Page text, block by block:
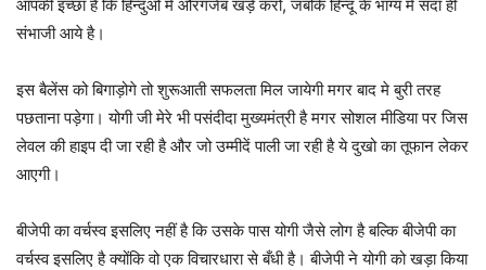
आपकी इच्छा है कि हिन्दुओ मे औरंगजेब खड़े करो, जबकि हिन्दू के भाग्य मे सदा ही
संभाजी आये है।
इस बैलेंस को बिगाड़ोगे तो शुरूआती सफलता मिल जायेगी मगर बाद मे बुरी तरह
पछताना पड़ेगा। योगी जी मेरे भी पसंदीदा मुख्यमंत्री है मगर सोशल मीडिया पर जिस
लेवल की हाइप दी जा रही है और जो उम्मीदें पाली जा रही है ये दुखो का तूफान लेकर
आएगी।
बीजेपी का वर्चस्व इसलिए नहीं है कि उसके पास योगी जैसे लोग है बल्कि बीजेपी का
वर्चस्व इसलिए है क्योंकि वो एक विचारधारा से बँधी है। बीजेपी ने योगी को खड़ा किया